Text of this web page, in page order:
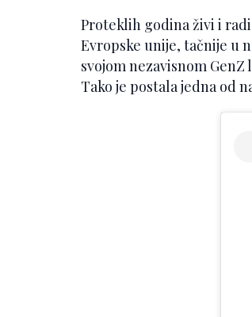
Proteklih godina živi i
Evropske unije, tačnije u
svojom nezavisnom
Tako je postala jedna od